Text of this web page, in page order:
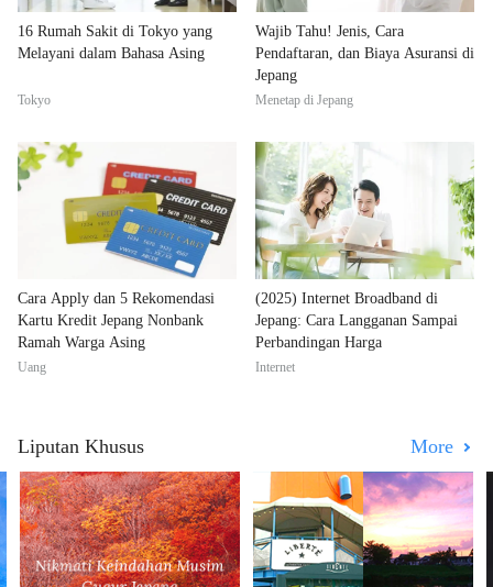
16 Rumah Sakit di Tokyo yang
Melayani dalam Bahasa Asing
Tokyo
Wajib Tahu! Jenis, Cara
Pendaftaran, dan Biaya Asuransi di
Jepang
Menetap di Jepang
Cara Apply dan 5 Rekomendasi
Kartu Kredit Jepang Nonbank
Ramah Warga Asing
Uang
(2025) Internet Broadband di
Jepang: Cara Langganan Sampai
Perbandingan Harga
Internet
Liputan Khusus More